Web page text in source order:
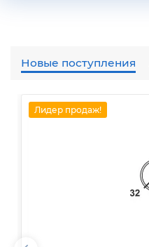
Новые поступления
Лидер продаж!